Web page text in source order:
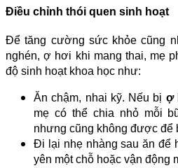
Điều chỉnh thói quen sinh hoạt
Để tăng cường sức khỏe cũng
nghén, ợ hơi khi mang thai, mẹ
độ sinh hoạt khoa học như:
Ăn chậm, nhai kỹ. Nếu bị ợ
mẹ có thể chia nhỏ mỗi
nhưng cũng không được để
Đi lại nhẹ nhàng sau ăn để
yên một chỗ hoặc vận động